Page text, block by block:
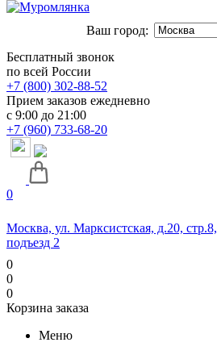
Ваш город:
Бесплатный звонок
по всей России
+7 (800) 302-88-52
Прием заказов ежедневно
с 9:00 до 21:00
+7 (960) 733-68-20
0
Москва, ул. Марксистская, д.20, стр.8,
подъезд 2
0
0
0
Корзина заказа
Меню